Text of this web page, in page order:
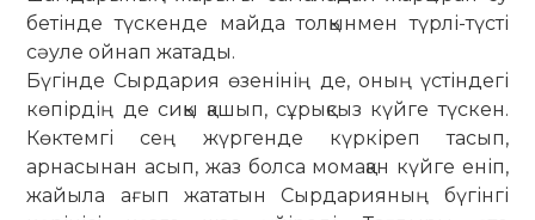
бетінде түскенде майда толқынмен түрлі-түсті
сәуле ойнап жатады.
Бүгінде Сырдария өзенінің де, оның үстіндегі
көпірдің де сиқы қашып, сұрықсыз күйге түскен.
Көктемгі сең жүргенде күркіреп тасып,
арнасынан асып, жаз болса момақан күйге еніп,
жайыла ағып жататын Сырдарияның бүгінгі